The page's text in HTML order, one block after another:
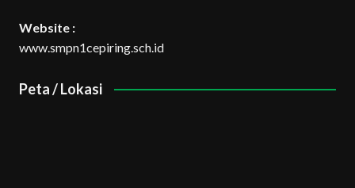
Website :
www.smpn1cepiring.sch.id
Peta / Lokasi